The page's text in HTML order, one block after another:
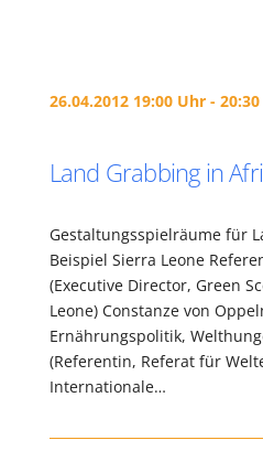
26.04.2012 19:00 Uhr -
Land Grabbing in
Gestaltungsspielräume für
Beispiel Sierra Leone
(Executive Director, Green
Leone) Constanze von
Ernährungspolitik,
(Referentin, Referat für
Internationale…